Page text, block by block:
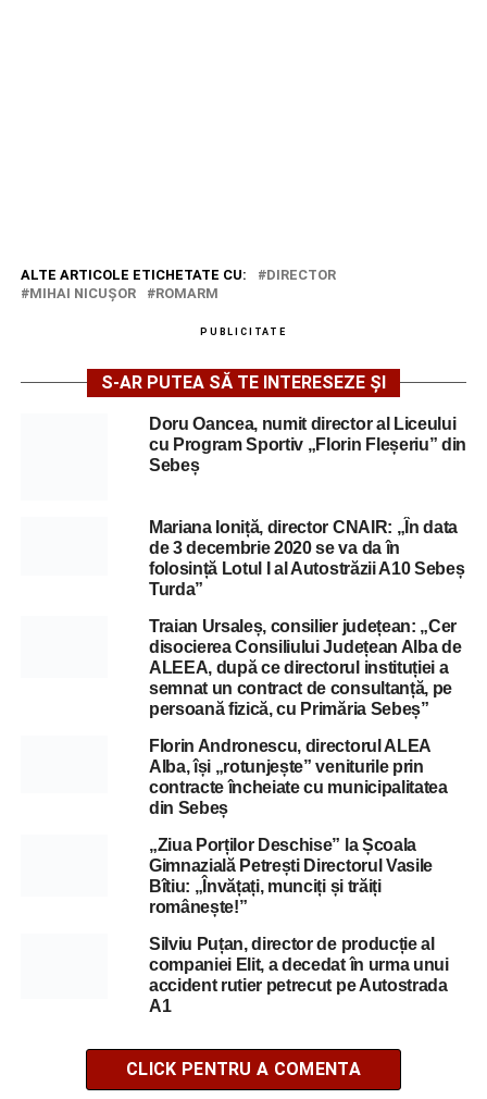
ALTE ARTICOLE ETICHETATE CU:
DIRECTOR
MIHAI NICUȘOR
ROMARM
PUBLICITATE
S-AR PUTEA SĂ TE INTERESEZE ȘI
Doru Oancea, numit director al Liceului
cu Program Sportiv „Florin Fleșeriu” din
Sebeș
Mariana Ioniță, director CNAIR: „În data
de 3 decembrie 2020 se va da în
folosință Lotul I al Autostrăzii A10 Sebeș
Turda”
Traian Ursaleș, consilier județean: „Cer
disocierea Consiliului Județean Alba de
ALEEA, după ce directorul instituției a
semnat un contract de consultanță, pe
persoană fizică, cu Primăria Sebeș”
Florin Andronescu, directorul ALEA
Alba, își „rotunjește” veniturile prin
contracte încheiate cu municipalitatea
din Sebeș
„Ziua Porților Deschise” la Școala
Gimnazială Petrești Directorul Vasile
Bîtiu: „Învățați, munciți și trăiți
românește!”
Silviu Puțan, director de producție al
companiei Elit, a decedat în urma unui
accident rutier petrecut pe Autostrada
A1
CLICK PENTRU A COMENTA